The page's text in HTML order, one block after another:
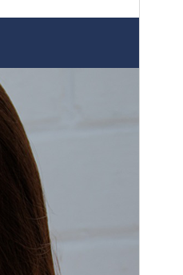
21 Մայիսի, 2024